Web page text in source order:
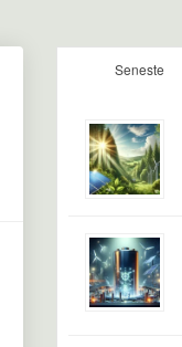
Seneste